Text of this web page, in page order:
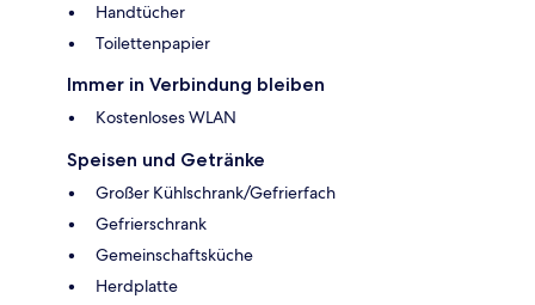
Handtücher
Toilettenpapier
Immer in Verbindung bleiben
Kostenloses WLAN
Speisen und Getränke
Großer Kühlschrank/Gefrierfach
Gefrierschrank
Gemeinschaftsküche
Herdplatte